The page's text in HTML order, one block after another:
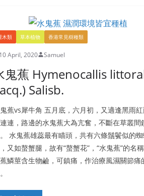
木類 草本植物 香港常見樹種類
10 April, 2020 Samuel
鬼蕉 Hymenocallis
Salisb.
蕉vs犀牛角 五月底，六月初，又適逢黑雨
連，路邊的水鬼蕉大為亢奮，不斷在草叢間
水鬼蕉雄蕊最有瞄頭，共有六條鬚鬢似的
又如螯蟹腿，故有“螯蟹花”，“水鬼蕉”的名
鱗莖含生物鹼，可鎮痛，作治療風濕關節痛